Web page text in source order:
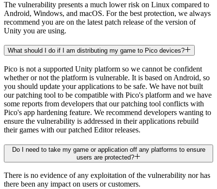
The vulnerability presents a much lower risk on Linux compared to
Android, Windows, and macOS. For the best protection, we always
recommend you are on the latest patch release of the version of
Unity you are using.
What should I do if I am distributing my game to Pico devices?
Pico is not a supported Unity platform so we cannot be confident
whether or not the platform is vulnerable. It is based on Android, so
you should update your applications to be safe. We have not built
our patching tool to be compatible with Pico's platform and we have
some reports from developers that our patching tool conflicts with
Pico's app hardening feature. We recommend developers wanting to
ensure the vulnerability is addressed in their applications rebuild
their games with our patched Editor releases.
Do I need to take my game or application off any platforms to ensure
users are protected?
There is no evidence of any exploitation of the vulnerability nor has
there been any impact on users or customers.